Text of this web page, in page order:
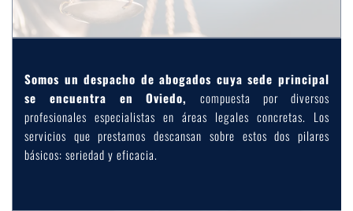
Somos un despacho de abogados cuya sede principal
se encuentra en Oviedo, compuesta por diversos
profesionales especialistas en áreas legales concretas. Los
servicios que prestamos descansan sobre estos dos pilares
básicos: seriedad y eficacia.